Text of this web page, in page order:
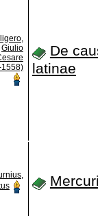
Giulio
De
latinae